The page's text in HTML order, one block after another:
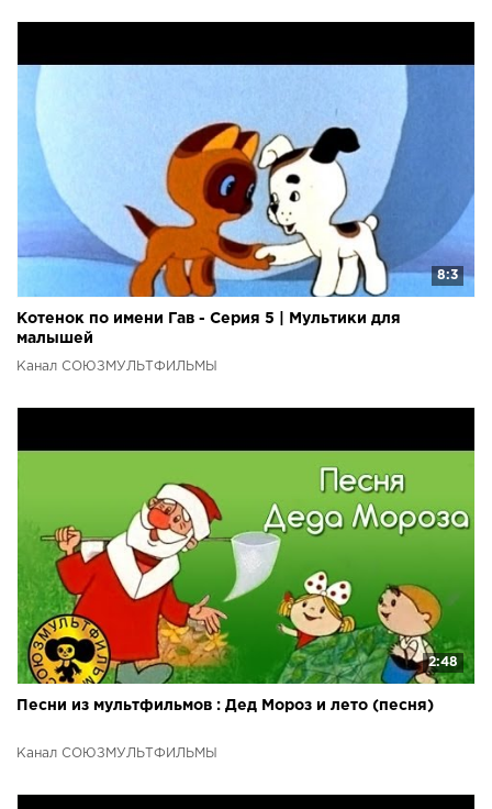
8:3
Котенок по имени Гав - Серия 5 | Мультики для
малышей
Канал СОЮЗМУЛЬТФИЛЬМЫ
2:48
Песни из мультфильмов : Дед Мороз и лето (песня)
Канал СОЮЗМУЛЬТФИЛЬМЫ